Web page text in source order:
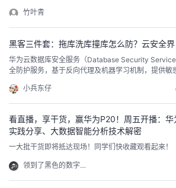
子
直
的
动
我
关
注
的
开
发
者
学
我
的
Programs
我
的
支
持
戏 AI 等方面。在许多领域中，DNN 目前的准确性已
家手动提取特征或制定规则不同，DNN 的优越性能
竹叶青
黑客三件套：拖库洗库撞库怎么防？云安全界
华为云数据库安全服务（Database Security
全防护服务，基于反向代理及机器学习机制，提供敏
小兵东仔
看直播，享干货，赢华为P20！周五开播：
实践分享、大数据智能分析技术解密
一大批干货即将抵达现场！同学们快收藏观看起来！
领到了黑色的数字云宝